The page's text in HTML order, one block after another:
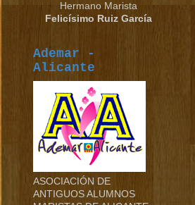
Hermano Marista
Felicísimo Ruiz García
Ademar -
Alicante
ASOCIACIÓN DE
ANTIGUOS ALUMNOS